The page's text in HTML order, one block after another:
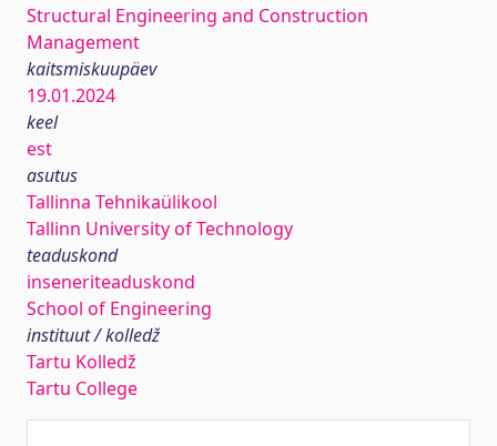
Structural Engineering and Construction
Management
kaitsmiskuupäev
19.01.2024
keel
est
asutus
Tallinna Tehnikaülikool
Tallinn University of Technology
teaduskond
inseneriteaduskond
School of Engineering
instituut / kolledž
Tartu Kolledž
Tartu College